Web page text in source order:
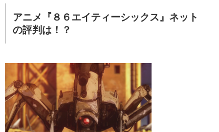
アニメ『８６エイティーシックス』ネット
の評判は！？